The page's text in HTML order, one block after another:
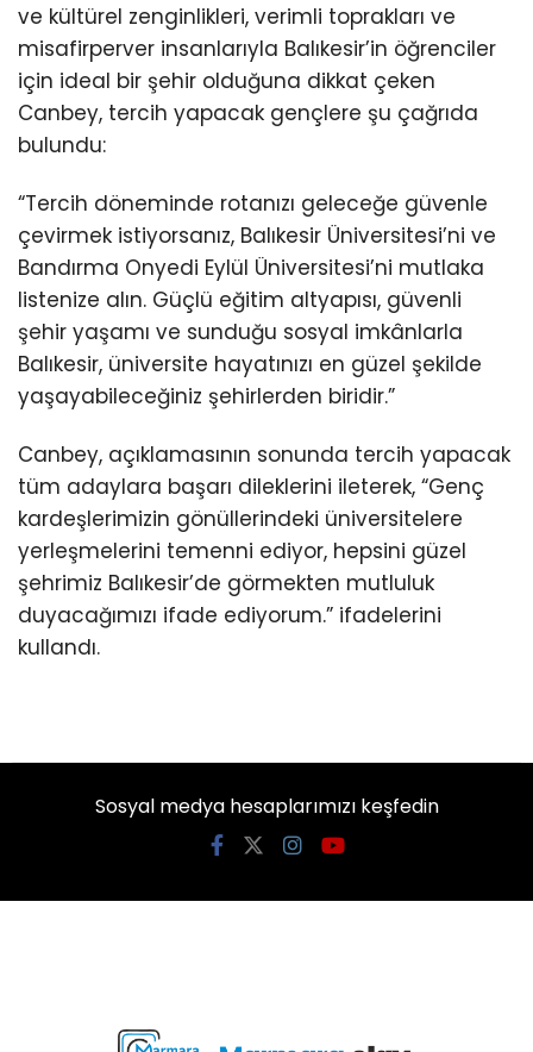
ve kültürel zenginlikleri, verimli toprakları ve
misafirperver insanlarıyla Balıkesir’in öğrenciler
için ideal bir şehir olduğuna dikkat çeken
Canbey, tercih yapacak gençlere şu çağrıda
bulundu:
“Tercih döneminde rotanızı geleceğe güvenle
çevirmek istiyorsanız, Balıkesir Üniversitesi’ni ve
Bandırma Onyedi Eylül Üniversitesi’ni mutlaka
listenize alın. Güçlü eğitim altyapısı, güvenli
şehir yaşamı ve sunduğu sosyal imkânlarla
Balıkesir, üniversite hayatınızı en güzel şekilde
yaşayabileceğiniz şehirlerden biridir.”
Canbey, açıklamasının sonunda tercih yapacak
tüm adaylara başarı dileklerini ileterek, “Genç
kardeşlerimizin gönüllerindeki üniversitelere
yerleşmelerini temenni ediyor, hepsini güzel
şehrimiz Balıkesir’de görmekten mutluluk
duyacağımızı ifade ediyorum.” ifadelerini
kullandı.
Sosyal medya hesaplarımızı keşfedin